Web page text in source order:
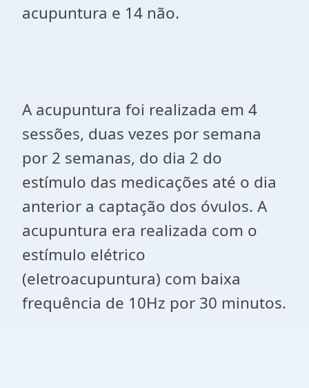
acupuntura e 14 não.
A acupuntura foi realizada em 4
sessões, duas vezes por semana
por 2 semanas, do dia 2 do
estímulo das medicações até o dia
anterior a captação dos óvulos. A
acupuntura era realizada com o
estímulo elétrico
(eletroacupuntura) com baixa
frequência de 10Hz por 30 minutos.